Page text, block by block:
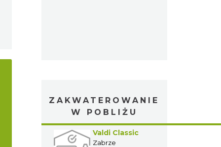
ZAKWATEROWANIE
W POBLIŻU
Valdi Classic
Zabrze